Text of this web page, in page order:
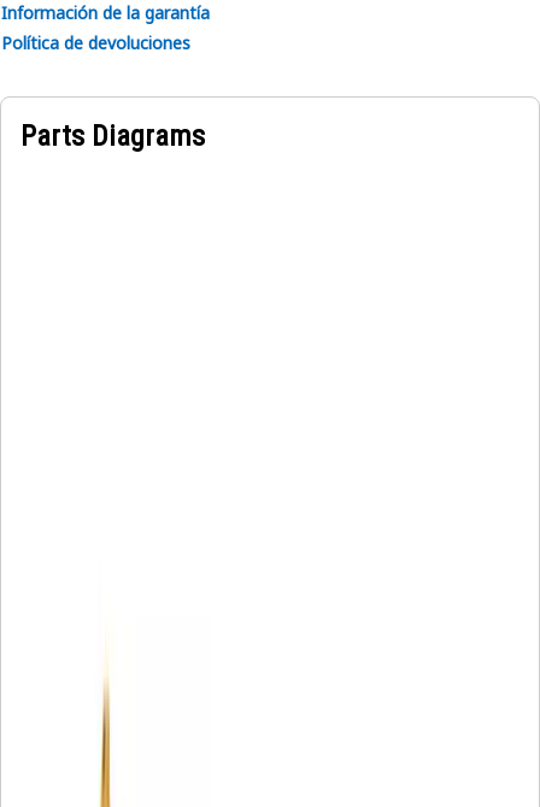
Información de la garantía
Política de devoluciones
Parts Diagrams